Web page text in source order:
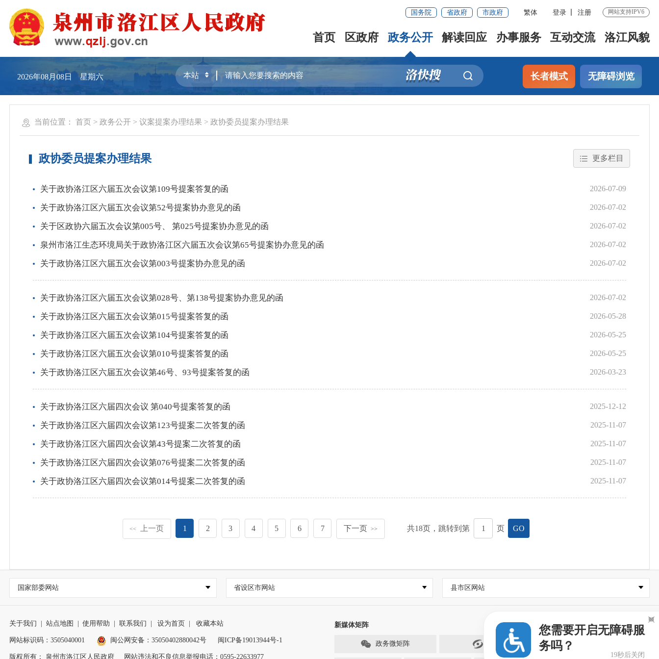
国务院 省政府 市政府 繁体 登录 注册 网站支持IPV6
首页 区政府 政务公开 解读回应 办事服务 互动交流 洛江风貌
2026年08月08日 星期六 长者模式 无障碍浏览
当前位置： 首页 >政务公开 >议案提案办理结果 >政协委员提案办理结果
政协委员提案办理结果 更多栏目
关于政协洛江区六届五次会议第109号提案答复的函 2026-07-09
关于政协洛江区六届五次会议第52号提案协办意见的函 2026-07-02
关于区政协六届五次会议第005号、 第025号提案协办意见的函 2026-07-02
泉州市洛江生态环境局关于政协洛江区六届五次会议第65号提案协办意见的函 2026-07-02
关于政协洛江区六届五次会议第003号提案协办意见的函 2026-07-02
关于政协洛江区六届五次会议第028号、第138号提案协办意见的函 2026-07-02
关于政协洛江区六届五次会议第015号提案答复的函 2026-05-28
关于政协洛江区六届五次会议第104号提案答复的函 2026-05-25
关于政协洛江区六届五次会议第010号提案答复的函 2026-05-25
关于政协洛江区六届五次会议第46号、93号提案答复的函 2026-03-23
关于政协洛江区六届四次会议 第040号提案答复的函 2025-12-12
关于政协洛江区六届四次会议第123号提案二次答复的函 2025-11-07
关于政协洛江区六届四次会议第43号提案二次答复的函 2025-11-07
关于政协洛江区六届四次会议第076号提案二次答复的函 2025-11-07
关于政协洛江区六届四次会议第014号提案二次答复的函 2025-11-07
<< 上一页 1 2 3 4 5 6 7 下一页 >> 共18页，跳转到第 页 GO
国家部委网站 省设区市网站 县市区网站
关于我们 站点地图 使用帮助 联系我们 设为首页 收藏本站
网站标识码：3505040001 闽公网安备：35050402880042号 闽ICP备19013944号-1
版权所有： 泉州市洛江区人民政府 网站违法和不良信息举报电话：0595-22633977
新媒体矩阵
政务微矩阵 闽政通
您需要开启无障碍服
务吗？
19秒后关闭
